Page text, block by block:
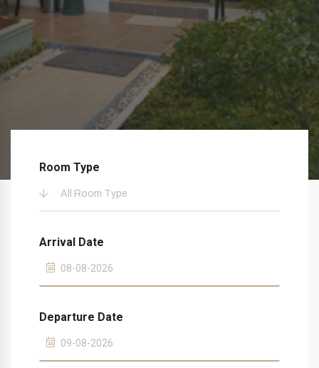
Room Type
All Room Type
Arrival Date
Departure Date